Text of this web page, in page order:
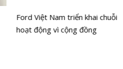
Ford Việt Nam triển khai chuỗi
hoạt động vì cộng đồng